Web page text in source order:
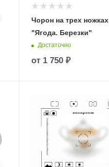
Чорон на трех ножках
"Ягода. Березки"
Достаточно
от 1 750 ₽